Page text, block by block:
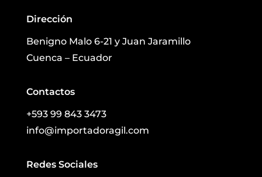
Dirección
Benigno Malo 6-21 y Juan Jaramillo
Cuenca – Ecuador
Contactos
+593 99 843 3473
info@importadoragil.com
Redes Sociales